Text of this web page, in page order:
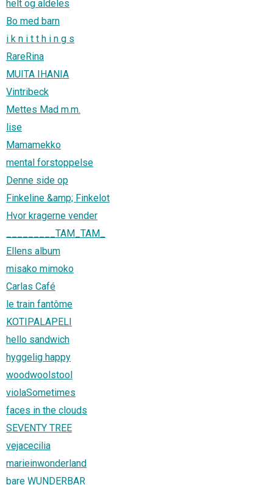
helt og aldeles
Bo med barn
i k n i t t h i n g s
RareRina
MUITA IHANIA
Vintribeck
Mettes Mad m.m.
lise
Mamamekko
mental forstoppelse
Denne side op
Finkeline &amp; Finkelot
Hvor kragerne vender
_________TAM_TAM_
Ellens album
misako mimoko
Carlas Café
le train fantôme
KOTIPALAPELI
hello sandwich
hyggelig happy
woodwoolstool
violaSometimes
faces in the clouds
SEVENTY TREE
vejacecilia
marieinwonderland
bare WUNDERBAR